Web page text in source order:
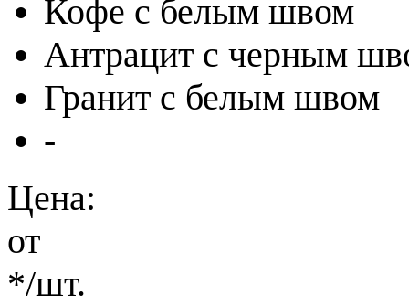
Кофе с белым швом
Антрацит с черным
Гранит с белым швом
-
Цена:
от
*/шт.